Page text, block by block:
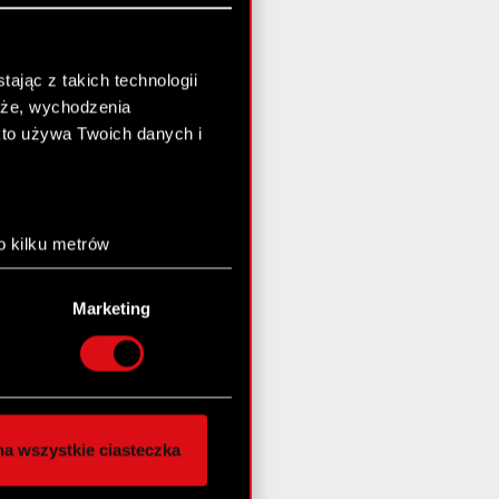
z takich technologii
wychodzenia
używa Twoich danych i
kilku metrów
(fingerprinting,
preferencje w
chwili.
i
innymi danymi
z naszej witryny,
Marketing
wszystkie ciasteczka